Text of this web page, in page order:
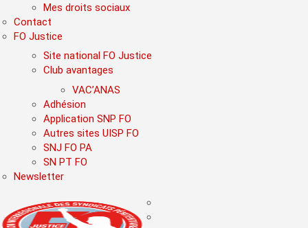
Mes droits sociaux
Contact
FO Justice
Site national FO Justice
Club avantages
VAC’ANAS
Adhésion
Application SNP FO
Autres sites UISP FO
SNJ FO PA
SN PT FO
Newsletter